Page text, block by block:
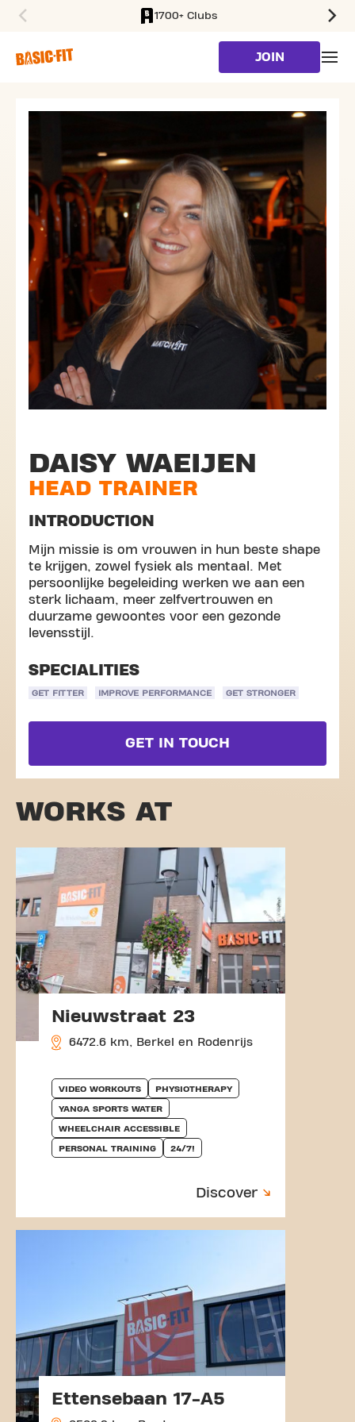
1700+ Clubs
JOIN
DAISY WAEIJEN
HEAD TRAINER
INTRODUCTION
Mijn missie is om vrouwen in hun beste shape
te krijgen, zowel fysiek als mentaal. Met
persoonlijke begeleiding werken we aan een
sterk lichaam, meer zelfvertrouwen en
duurzame gewoontes voor een gezonde
levensstijl.
SPECIALITIES
GET FITTER IMPROVE PERFORMANCE GET STRONGER
GET IN TOUCH
WORKS AT
Nieuwstraat 23
6472.6 km, Berkel en Rodenrijs
VIDEO WORKOUTS PHYSIOTHERAPY
YANGA SPORTS WATER
WHEELCHAIR ACCESSIBLE
PERSONAL TRAINING 24/7!
Discover
Ettensebaan 17-A5